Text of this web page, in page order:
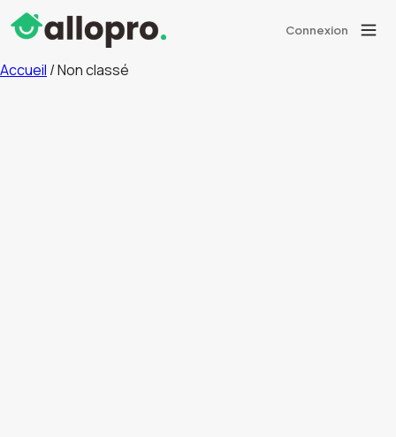
Connexion
Accueil / Non classé